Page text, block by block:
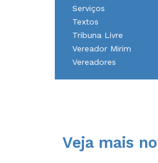
Serviços
Textos
Tribuna Livre
Vereador Mirim
Vereadores
Veja mais